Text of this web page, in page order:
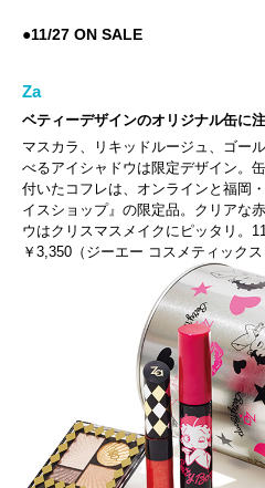
●11/27 ON SALE
Za
ベティーデザインのオリジナル缶に注
マスカラ、リキッドルージュ、ゴー
べるアイシャドウは限定デザイン。
付いたコフレは、オンラインと福岡
イスショップ』の限定品。クリアな
ウはクリスマスメイクにピッタリ。
￥3,350（ジーエー コスメティック